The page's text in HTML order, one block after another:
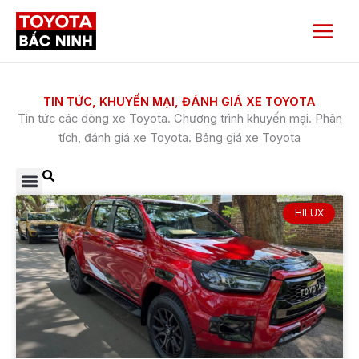
Nhảy
Menu
TIN TỨC, KHUYẾN MẠI, ĐÁNH GIÁ XE TOYOTA
​Tin tức các dòng xe Toyota. Chương trình khuyến mại. Phân
tích, đánh giá xe Toyota. Bảng giá xe Toyota
HILUX